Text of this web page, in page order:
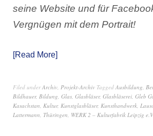
seine Website und für
Vergnügen mit dem Portrait!
Read More
Filed underArchiv, Projekt-Archiv Tagged Ausbildung,
Bildhauer, Bildung, Glas, Glasbläser, Glasbläserei, Gleb
Kasachstan, Kultur, Kunstglasbläser, Kunsthandwerk,
Lattermann, Thüringen, WERK 2 – Kulturfabrik Leipzig e.V